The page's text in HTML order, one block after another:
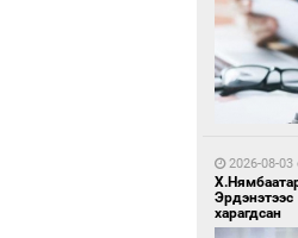
1 өдрийн
Монгол
өнөөдөр
2026-08-
харагдсан